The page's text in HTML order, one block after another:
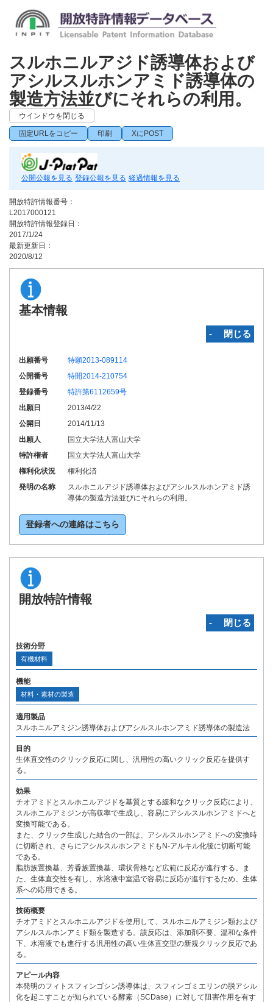
スルホニルアジド誘導体および
アシルスルホンアミド誘導体の
製造方法並びにそれらの利用。
ウインドウを閉じる
固定URLをコピー 印刷 XにPOST
公開公報を見る 登録公報を見る 経過情報を見る
開放特許情報番号：
L2017000121
開放特許情報登録日：
2017/1/24
最新更新日：
2020/8/12
基本情報
‐ 閉じる
出願番号
特願2013-089114
公開番号
特開2014-210754
登録番号
特許第6112659号
出願日
2013/4/22
公開日
2014/11/13
出願人
国立大学法人富山大学
特許権者
国立大学法人富山大学
権利化状況
権利化済
発明の名称
スルホニルアジド誘導体およびアシルスルホンアミド誘
導体の製造方法並びにそれらの利用。
登録者への連絡はこちら
開放特許情報
‐ 閉じる
技術分野
有機材料
機能
材料・素材の製造
適用製品
スルホニルアミジン誘導体およびアシルスルホンアミド誘導体の製造法
目的
生体直交性のクリック反応に関し、汎用性の高いクリック反応を提供す
る。
効果
チオアミドとスルホニルアジドを基質とする緩和なクリック反応により、
スルホニルアミジンが高収率で生成し、容易にアシルスルホンアミドへと
変換可能である。
また、クリック生成した結合の一部は、アシルスルホンアミドへの変換時
に切断され、さらにアシルスルホンアミドもN-アルキル化後に切断可能
である。
脂肪族置換基、芳香族置換基、環状骨格など広範に反応が進行する。ま
た、生体直交性を有し、水溶液中室温で容易に反応が進行するため、生体
系への応用できる。
技術概要
チオアミドとスルホニルアジドを使用して、スルホニルアミジン類および
アシルスルホンアミド類を製造する。該反応は、添加剤不要、温和な条件
下、水溶液でも進行する汎用性の高い生体直交型の新規クリック反応であ
る。
アピール内容
本発明のフィトスフィンゴシン誘導体は、スフィンゴミエリンの脱アシル
化を起こすことが知られている酵素（SCDase）に対して阻害作用を有す